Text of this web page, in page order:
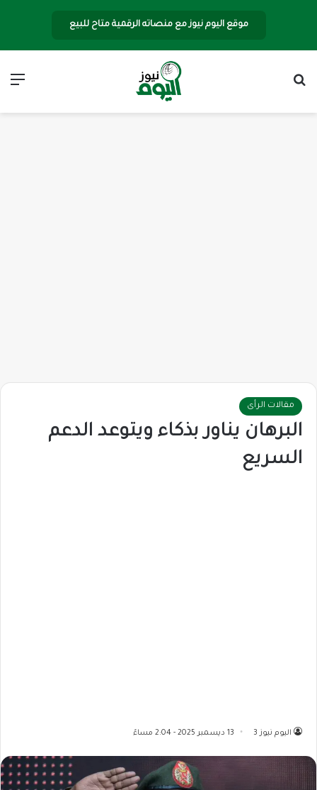
موقع اليوم نيوز مع منصاته الرقمية متاح للبيع
مقالات الرأى
البرهان يناور بذكاء ويتوعد الدعم
السريع
اليوم نيوز 3 13 ديسمبر 2025 - 2:04 مساءً